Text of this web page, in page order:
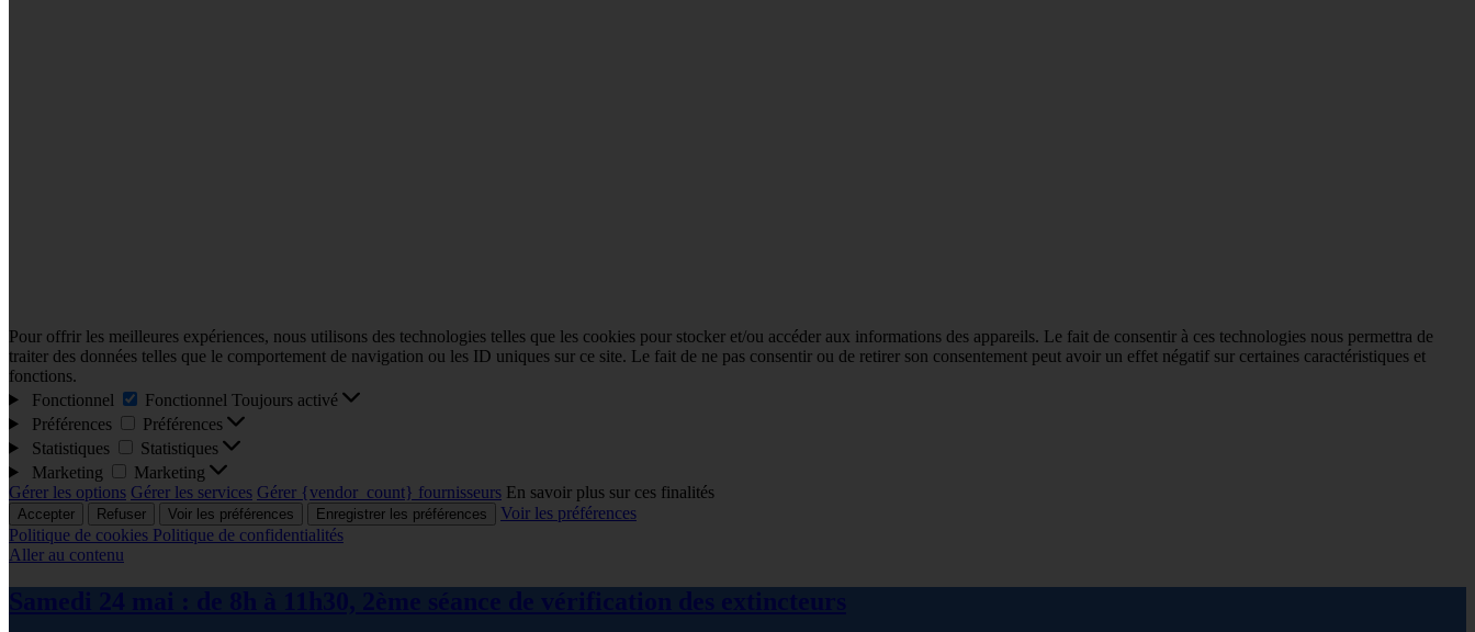
Pour offrir les meilleures expériences, nous utilisons des technologies telles que les cookies pour stocker et/ou accéder aux informations des appareils. Le fait de consentir à ces technologies nous permettra de
traiter des données telles que le comportement de navigation ou les ID uniques sur ce site. Le fait de ne pas consentir ou de retirer son consentement peut avoir un effet négatif sur certaines caractéristiques et
fonctions.
Fonctionnel
Fonctionnel Toujours activé
Préférences
Préférences
Statistiques
Statistiques
Marketing
Marketing
Gérer les options Gérer les services Gérer {vendor_count} fournisseurs En savoir plus sur ces finalités
Accepter Refuser Voir les préférences Enregistrer les préférences
Voir les préférences
Politique de cookies Politique de confidentialités
Aller au contenu